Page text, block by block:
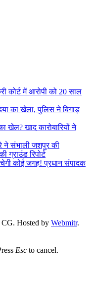
में आरोपी को 20 साल
का खेला, पुलिस ने बिगाड़
खेल? खाद कारोबारियों ने
ने संभाली जशपुर की
रिपोर्ट
कोई जगह! प्रधान संपादक
Hosted by Webmitr.
Esc to cancel.